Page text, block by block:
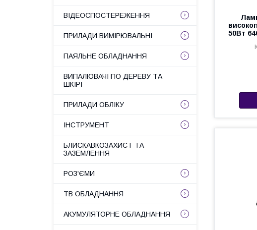
50Вт
ВІДЕОСПОСТЕРЕЖЕННЯ
ПРИЛАДИ ВИМІРЮВАЛЬНІ
ПАЯЛЬНЕ ОБЛАДНАННЯ
ВИПАЛЮВАЧІ ПО ДЕРЕВУ ТА
ШКІРІ
ПРИЛАДИ ОБЛІКУ
ІНСТРУМЕНТ
БЛИСКАВКОЗАХИСТ ТА
ЗАЗЕМЛЕННЯ
РОЗ'ЄМИ
ТВ ОБЛАДНАННЯ
АКУМУЛЯТОРНЕ ОБЛАДНАННЯ